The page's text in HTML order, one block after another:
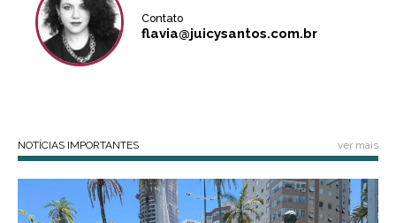
Contato
flavia@juicysantos.com.br
NOTÍCIAS IMPORTANTES ver mais